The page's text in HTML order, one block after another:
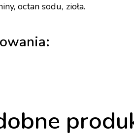
octan sodu, zioła.